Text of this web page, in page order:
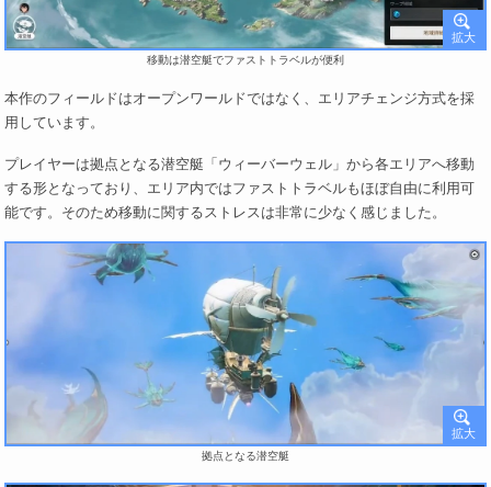
移動は潜空艇でファストトラベルが便利
本作のフィールドはオープンワールドではなく、エリアチェンジ方式を採
用しています。
プレイヤーは拠点となる潜空艇「ウィーバーウェル」から各エリアへ移動
する形となっており、エリア内ではファストトラベルもほぼ自由に利用可
能です。そのため移動に関するストレスは非常に少なく感じました。
拠点となる潜空艇